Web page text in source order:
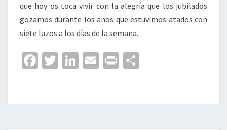
que hoy os toca vivir con la alegría que los jubilados
gozamos durante los años que estuvimos atados con
siete lazos a los días de la semana.
Fa
o
o
T
er
Li
dI
n
E
l
Pr
p
ar